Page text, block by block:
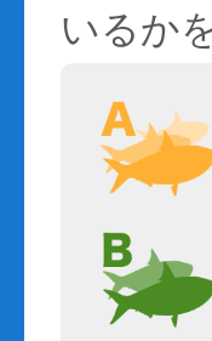
いるか